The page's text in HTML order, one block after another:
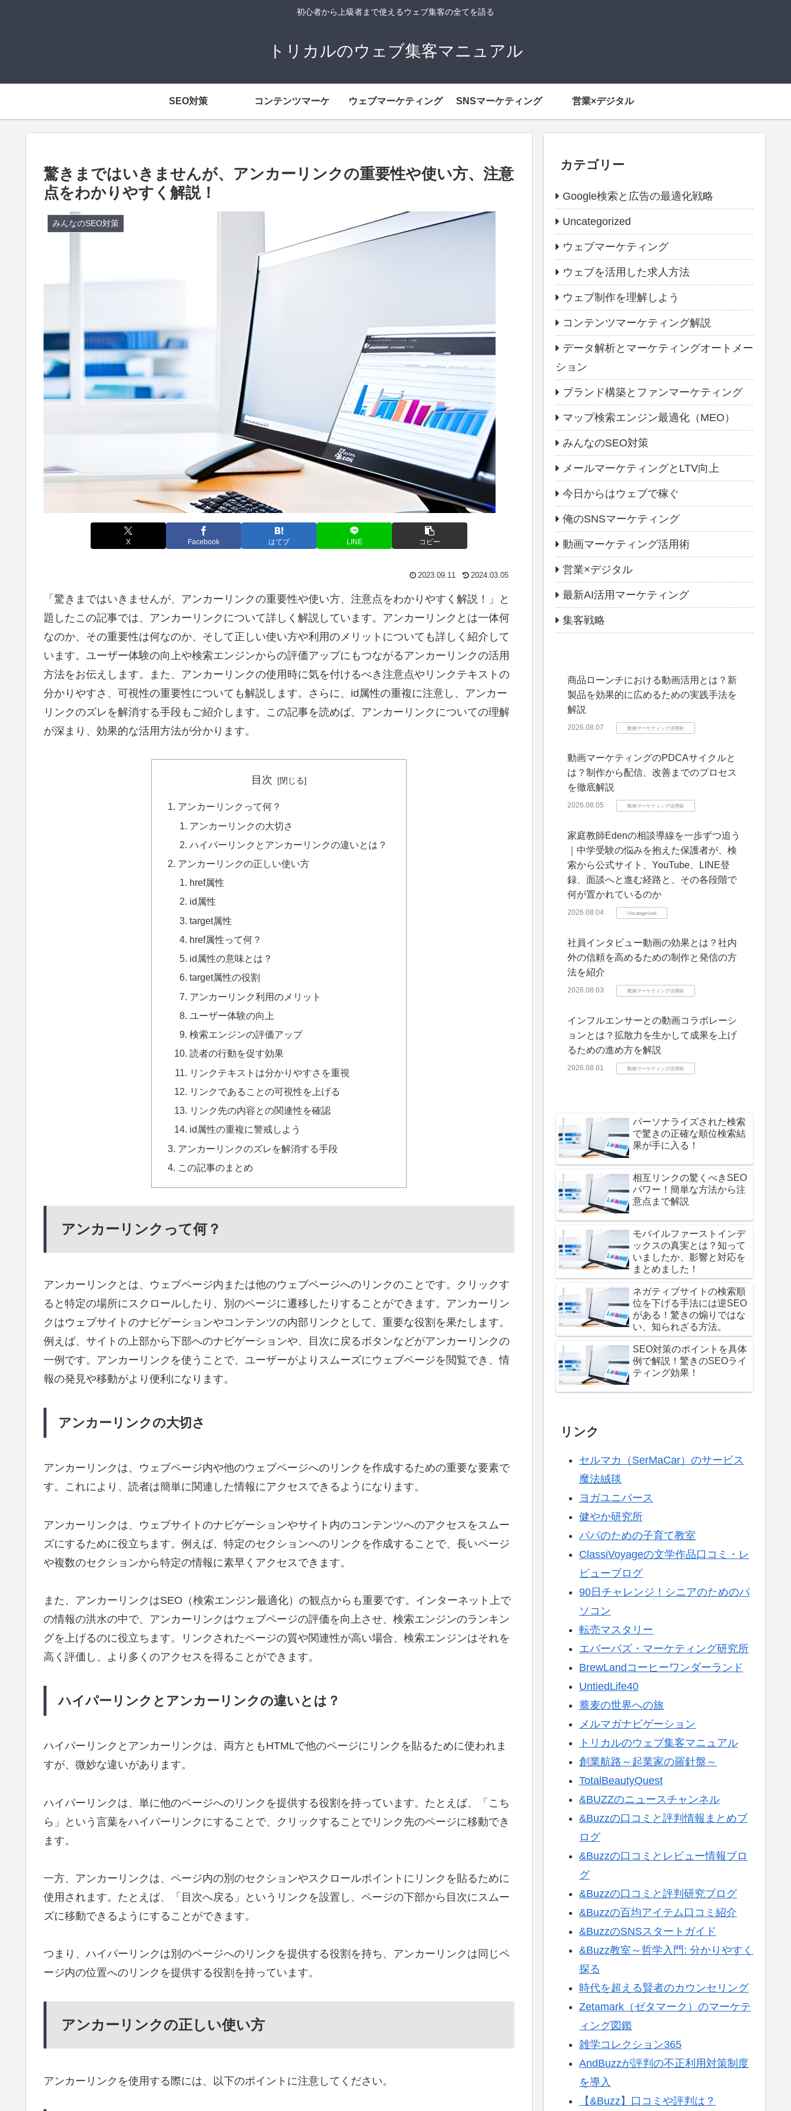
初心者から上級者まで使えるウェブ集客の全てを語る
トリカルのウェブ集客マニュアル
SEO対策 コンテンツマーケ ウェブマーケティング SNSマーケティング 営業×デジタル
驚きまではいきませんが、アンカーリンクの重要性や使い方、注意
点をわかりやすく解説！
みんなのSEO対策
X Facebook はてブ LINE コピー
2023.09.11 2024.03.05
「驚きまではいきませんが、アンカーリンクの重要性や使い方、注意点をわかりやすく解説！」と
題したこの記事では、アンカーリンクについて詳しく解説しています。アンカーリンクとは一体何
なのか、その重要性は何なのか、そして正しい使い方や利用のメリットについても詳しく紹介して
います。ユーザー体験の向上や検索エンジンからの評価アップにもつながるアンカーリンクの活用
方法をお伝えします。また、アンカーリンクの使用時に気を付けるべき注意点やリンクテキストの
分かりやすさ、可視性の重要性についても解説します。さらに、id属性の重複に注意し、アンカー
リンクのズレを解消する手段もご紹介します。この記事を読めば、アンカーリンクについての理解
が深まり、効果的な活用方法が分かります。
目次
アンカーリンクって何？
アンカーリンクの大切さ
ハイパーリンクとアンカーリンクの違いとは？
アンカーリンクの正しい使い方
href属性
id属性
target属性
href属性って何？
id属性の意味とは？
target属性の役割
アンカーリンク利用のメリット
ユーザー体験の向上
検索エンジンの評価アップ
読者の行動を促す効果
リンクテキストは分かりやすさを重視
リンクであることの可視性を上げる
リンク先の内容との関連性を確認
id属性の重複に警戒しよう
アンカーリンクのズレを解消する手段
この記事のまとめ
アンカーリンクって何？
アンカーリンクとは、ウェブページ内または他のウェブページへのリンクのことです。クリックす
ると特定の場所にスクロールしたり、別のページに遷移したりすることができます。アンカーリン
クはウェブサイトのナビゲーションやコンテンツの内部リンクとして、重要な役割を果たします。
例えば、サイトの上部から下部へのナビゲーションや、目次に戻るボタンなどがアンカーリンクの
一例です。アンカーリンクを使うことで、ユーザーがよりスムーズにウェブページを閲覧でき、情
報の発見や移動がより便利になります。
アンカーリンクの大切さ
アンカーリンクは、ウェブページ内や他のウェブページへのリンクを作成するための重要な要素で
す。これにより、読者は簡単に関連した情報にアクセスできるようになります。
アンカーリンクは、ウェブサイトのナビゲーションやサイト内のコンテンツへのアクセスをスムー
ズにするために役立ちます。例えば、特定のセクションへのリンクを作成することで、長いページ
や複数のセクションから特定の情報に素早くアクセスできます。
また、アンカーリンクはSEO（検索エンジン最適化）の観点からも重要です。インターネット上で
の情報の洪水の中で、アンカーリンクはウェブページの評価を向上させ、検索エンジンのランキン
グを上げるのに役立ちます。リンクされたページの質や関連性が高い場合、検索エンジンはそれを
高く評価し、より多くのアクセスを得ることができます。
ハイパーリンクとアンカーリンクの違いとは？
ハイパーリンクとアンカーリンクは、両方ともHTMLで他のページにリンクを貼るために使われま
すが、微妙な違いがあります。
ハイパーリンクは、単に他のページへのリンクを提供する役割を持っています。たとえば、「こち
ら」という言葉をハイパーリンクにすることで、クリックすることでリンク先のページに移動でき
ます。
一方、アンカーリンクは、ページ内の別のセクションやスクロールポイントにリンクを貼るために
使用されます。たとえば、「目次へ戻る」というリンクを設置し、ページの下部から目次にスムー
ズに移動できるようにすることができます。
つまり、ハイパーリンクは別のページへのリンクを提供する役割を持ち、アンカーリンクは同じペ
ージ内の位置へのリンクを提供する役割を持っています。
アンカーリンクの正しい使い方
アンカーリンクを使用する際には、以下のポイントに注意してください。
カテゴリー
Google検索と広告の最適化戦略
Uncategorized
ウェブマーケティング
ウェブを活用した求人方法
ウェブ制作を理解しよう
コンテンツマーケティング解説
データ解析とマーケティングオートメー
ション
ブランド構築とファンマーケティング
マップ検索エンジン最適化（MEO）
みんなのSEO対策
メールマーケティングとLTV向上
今日からはウェブで稼ぐ
俺のSNSマーケティング
動画マーケティング活用術
営業×デジタル
最新AI活用マーケティング
集客戦略
商品ローンチにおける動画活用とは？新
製品を効果的に広めるための実践手法を
解説
2026.08.07 動画マーケティング活用術
動画マーケティングのPDCAサイクルと
は？制作から配信、改善までのプロセス
を徹底解説
2026.08.05 動画マーケティング活用術
家庭教師Edenの相談導線を一歩ずつ追う
｜中学受験の悩みを抱えた保護者が、検
索から公式サイト、YouTube、LINE登
録、面談へと進む経路と、その各段階で
何が置かれているのか
2026.08.04 Uncategorized
社員インタビュー動画の効果とは？社内
外の信頼を高めるための制作と発信の方
法を紹介
2026.08.03 動画マーケティング活用術
インフルエンサーとの動画コラボレーシ
ョンとは？拡散力を生かして成果を上げ
るための進め方を解説
2026.08.01 動画マーケティング活用術
パーソナライズされた検索
で驚きの正確な順位検索結
果が手に入る！
相互リンクの驚くべきSEO
パワー！簡単な方法から注
意点まで解説
モバイルファーストインデ
ックスの真実とは？知って
いましたか、影響と対応を
まとめました！
ネガティブサイトの検索順
位を下げる手法には逆SEO
がある！驚きの煽りではな
い、知られざる方法。
SEO対策のポイントを具体
例で解説！驚きのSEOライ
ティング効果！
リンク
セルマカ（SerMaCar）のサービス
魔法絨毯
ヨガユニバース
健やか研究所
パパのための子育て教室
ClassiVoyageの文学作品口コミ・レ
ビューブログ
90日チャレンジ！シニアのためのパ
ソコン
転売マスタリー
エバーバズ・マーケティング研究所
BrewLandコーヒーワンダーランド
UntiedLife40
蕎麦の世界への旅
メルマガナビゲーション
トリカルのウェブ集客マニュアル
創業航路～起業家の羅針盤～
TotalBeautyQuest
&BUZZのニュースチャンネル
&Buzzの口コミと評判情報まとめブ
ログ
&Buzzの口コミとレビュー情報ブロ
グ
&Buzzの口コミと評判研究ブログ
&Buzzの百均アイテム口コミ紹介
&BuzzのSNSスタートガイド
&Buzz教室～哲学入門: 分かりやすく
探る
時代を超える賢者のカウンセリング
Zetamark（ゼタマーク）のマーケテ
ィング図鑑
雑学コレクション365
AndBuzzが評判の不正利用対策制度
を導入
【&Buzz】口コミや評判は？